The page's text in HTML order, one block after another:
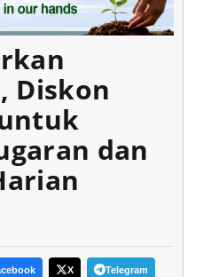
Diskon
dan
X Telegram